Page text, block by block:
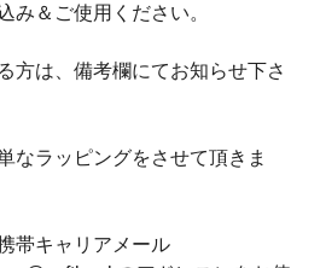
み＆ご使用ください。
方は、備考欄にてお知らせ下さ
なラッピングをさせて頂きま
帯キャリアメール